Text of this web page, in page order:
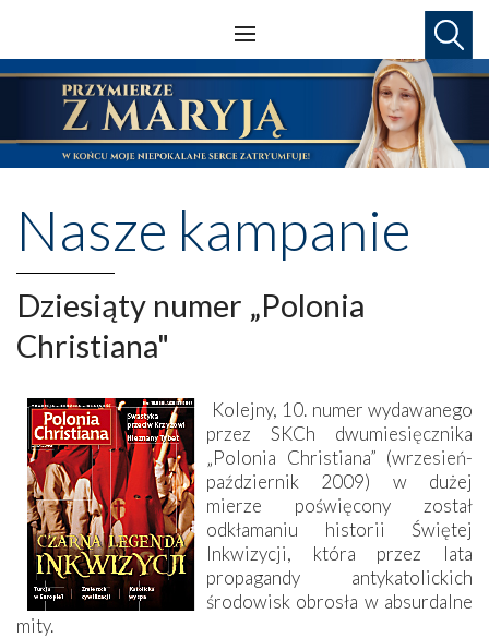
Nasze kampanie
Dziesiąty numer „Polonia
Christiana"
Kolejny, 10. numer wydawanego
przez SKCh dwumiesięcznika
„Polonia Christiana” (wrzesień-
październik 2009) w dużej
mierze poświęcony został
odkłamaniu historii Świętej
Inkwizycji, która przez lata
propagandy antykatolickich
środowisk obrosła w absurdalne
mity.